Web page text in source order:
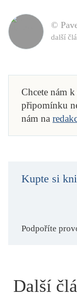
©
další
Chcete nám
připomínku
nám na
Kupte si
Podpoříte
Další